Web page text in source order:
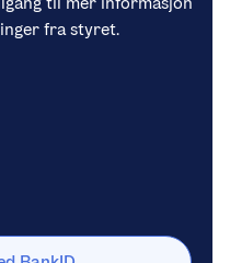
fra styret.